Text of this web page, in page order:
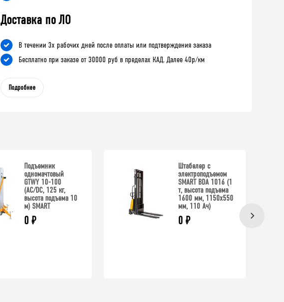
Доставка по ЛО
В течении 3х рабочих дней после оплаты или подтверждения заказа
Бесплатно при заказе от 30000 руб в пределах КАД. Далее 40р/км
Подробнее
Подъемник
одномачтовый
GTWY 10-100
(AC/DC, 125 кг,
высота подъема 10
м) SMART
0 ₽
Штабелер с
электроподъемом
SMART BDA 1016 (1
т, высота подъема
1600 мм, 1150x550
мм, 110 Ач)
0 ₽